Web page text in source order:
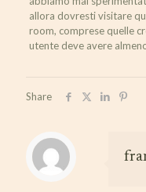
allora dovresti visitare
room, comprese quelle
utente deve avere
Share